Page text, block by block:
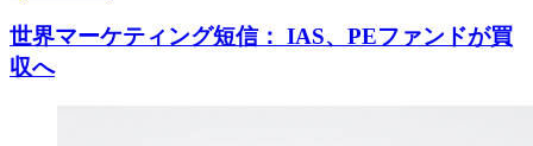
世界マーケティング短信： IAS、PEファンドが買
収へ